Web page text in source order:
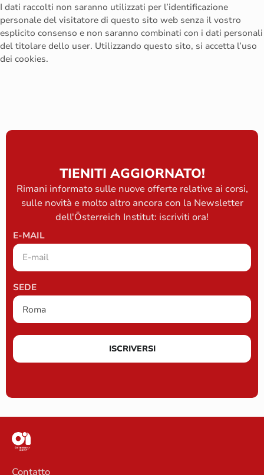
I dati raccolti non saranno utilizzati per l’identificazione
personale del visitatore di questo sito web senza il vostro
esplicito consenso e non saranno combinati con i dati personali
del titolare dello user. Utilizzando questo sito, si accetta l’uso
dei cookies.
TIENITI AGGIORNATO!
Rimani informato sulle nuove offerte relative ai corsi,
sulle novità e molto altro ancora con la Newsletter
dell'Österreich Institut: iscriviti ora!
E-MAIL
SEDE
ISCRIVERSI
Contatto